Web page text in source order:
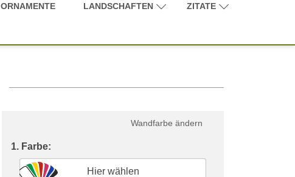
ORNAMENTE LANDSCHAFTEN ZITATE
Wandfarbe ändern
1. Farbe:
Hier wählen